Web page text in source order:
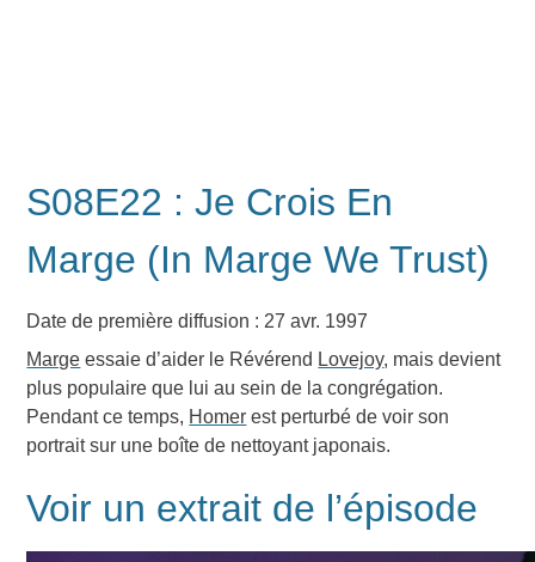
S08E22 : Je Crois En
Marge (In Marge We Trust)
Date de première diffusion : 27 avr. 1997
Marge essaie d’aider le Révérend Lovejoy, mais devient
plus populaire que lui au sein de la congrégation.
Pendant ce temps, Homer est perturbé de voir son
portrait sur une boîte de nettoyant japonais.
Voir un extrait de l’épisode